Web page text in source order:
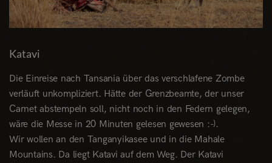
Katavi
Die Einreise nach Tansania über das verschlafene Zombe
verläuft unkompliziert. Hätte der Grenzbeamte, der unser
Carnet abstempeln soll, nicht noch in den Federn gelegen,
wäre die Messe in 20 Minuten gelesen gewesen :-).
Wir wollen an den Tanganyikasee und in die Mahale
Mountains. Da liegt Katavi auf dem Weg. Der Katavi